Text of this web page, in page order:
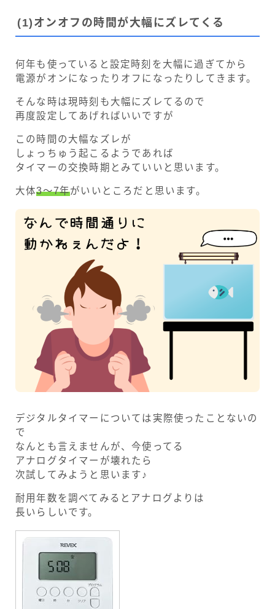
(1) オンオフの時間が大幅にズレてくる
何年も使っていると設定時刻を大幅に過ぎてから
電源がオンになったりオフになったりしてきます。
そんな時は現時刻も大幅にズレてるので
再度設定してあげればいいですが
この時間の大幅なズレが
しょっちゅう起こるようであれば
タイマーの交換時期とみていいと思います。
大体3～7年がいいところだと思います。
デジタルタイマーについては実際使ったことないの
で
なんとも言えませんが、今使ってる
アナログタイマーが壊れたら
次試してみようと思います♪
耐用年数を調べてみるとアナログよりは
長いらしいです。